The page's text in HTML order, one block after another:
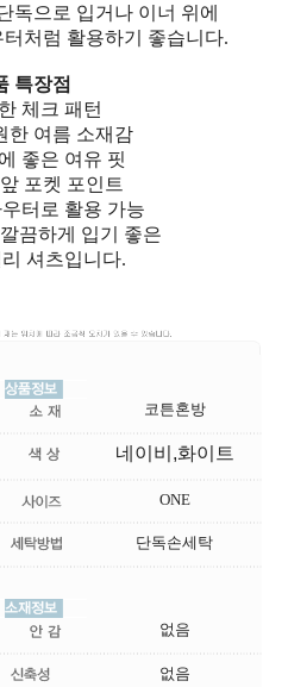
독으로 입거나 이너 위에
처럼 활용하기 좋습니다.
특장점
체크 패턴
한 여름 소재감
좋은 여유 핏
포켓 포인트
터로 활용 가능
끔하게 입기 좋은
셔츠입니다.
코튼혼방
네이비,화이트
ONE
단독손세탁
없음
없음